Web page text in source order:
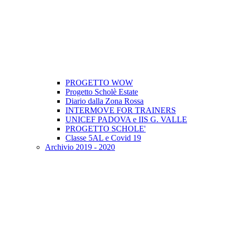
PROGETTO WOW
Progetto Scholè Estate
Diario dalla Zona Rossa
INTERMOVE FOR TRAINERS
UNICEF PADOVA e IIS G. VALLE
PROGETTO SCHOLE'
Classe 5AL e Covid 19
Archivio 2019 - 2020